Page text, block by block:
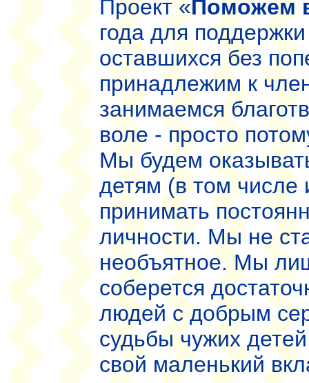
Проект «Поможем
года для
оставшихся без
принадлежим к
занимаемся
воле - просто
Мы будем
детям (в том
принимать
личности. Мы не
необъятное. Мы
соберется
людей с добрым
судьбы чужих
свой маленький